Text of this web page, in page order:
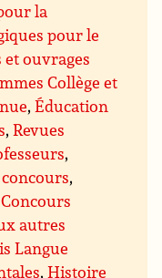
la
pour le
ouvrages
Collège et
,Éducation
,Revues
,
,
Concours
autres
Langue
,Histoire